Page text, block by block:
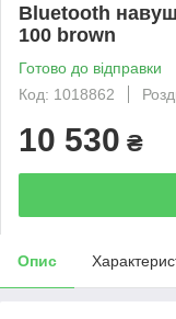
Bluetooth
100 brown
Готово до відправки
Код: 1018862
10 530 ₴
Опис